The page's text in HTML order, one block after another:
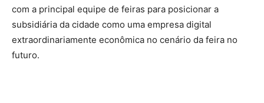
com a principal equipe de feiras para posicionar a
subsidiária da cidade como uma empresa digital
extraordinariamente econômica no cenário da feira no
futuro.